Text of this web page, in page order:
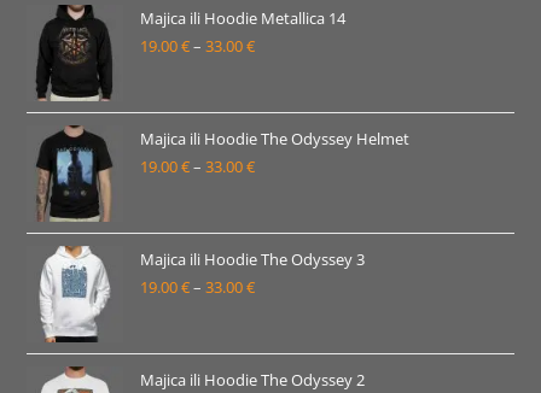
19.00 €
do
Majica ili Hoodie Metallica 14
19.00€– 33.00€Raspon
od
19.00 €
do
Majica ili Hoodie The Odyssey Helmet
19.00€– 33.00€Raspon
od
19.00 €
do
Majica ili Hoodie The Odyssey 3
19.00€– 33.00€Raspon
od
19.00 €
Majica ili Hoodie The Odyssey 2